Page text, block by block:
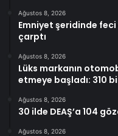
Ağustos 8, 2026
Emniyet şeridinde
çarptı
Ağustos 8, 2026
Lüks markanın
etmeye başladı: 310
Ağustos 8, 2026
30 ilde DEAŞ’a 104
Ağustos 8, 2026